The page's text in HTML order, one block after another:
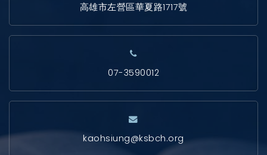
高雄市左營區華夏路1717號
07-3590012
kaohsiung@ksbch.org